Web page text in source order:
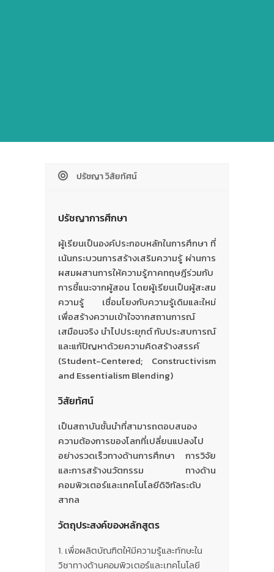
ปรัชญา วิสัยทัศน์
ปรัชญาการศึกษา
ผู้เรียนเป็นองค์ประกอบหลักในการศึกษา ที่
เน้นกระบวนการสร้างเสริมความรู้ ผ่านการ
ผสมผสานการให้ความรู้ภาคทฤษฎีร่วมกับ
การชี้แนะจากผู้สอน โดยผู้เรียนเป็นผู้สะสม
ความรู้ เชื่อมโยงกับความรู้เดิมและใหม่
เพื่อสร้างความเข้าใจจากสถานการณ์
เสมือนจริง นำไปประยุกต์ กับประสบการณ์
และแก้ปัญหาด้วยความคิดสร้างสรรค์
(Student-Centered; Constructivism
and Essentialism Blending)
วิสัยทัศน์
เป็นสถาบันชั้นนำที่สามารถตอบสนอง
ความต้องการของโลกที่เปลี่ยนแปลงไป
อย่างรวดเร็วทางด้านการศึกษา การวิจัย
และการสร้างนวัตกรรม ทางด้าน
คอมพิวเตอร์และเทคโนโลยีดิจิทัลระดับ
สากล
วัตถุประสงค์ของหลักสูตร
เพื่อผลิตบัณฑิตให้มีความรู้และทักษะใน
วิชาทางด้านคอมพิวเตอร์และเทคโนโลยี